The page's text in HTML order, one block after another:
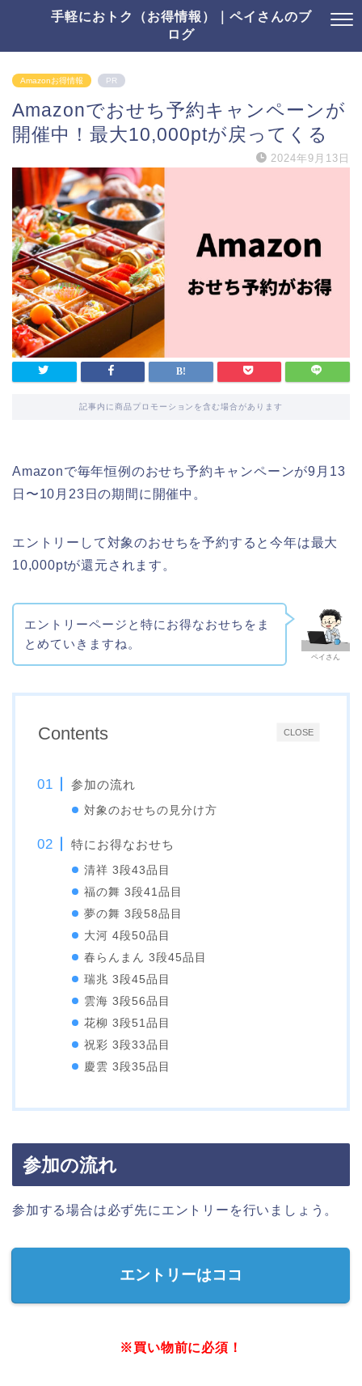
手軽におトク（お得情報）｜ペイさんのブ
ログ
Amazonお得情報 PR
Amazonでおせち予約キャンペーンが
開催中！最大10,000ptが戻ってくる
2024年9月13日
記事内に商品プロモーションを含む場合があります
Amazonで毎年恒例のおせち予約キャンペーンが9月13
日〜10月23日の期間に開催中。
エントリーして対象のおせちを予約すると今年は最大
10,000ptが還元されます。
ペイさん
エントリーページと特にお得なおせちをま
とめていきますね。
CLOSE
Contents
参加の流れ
対象のおせちの見分け方
特にお得なおせち
清祥 3段43品目
福の舞 3段41品目
夢の舞 3段58品目
大河 4段50品目
春らんまん 3段45品目
瑞兆 3段45品目
雲海 3段56品目
花柳 3段51品目
祝彩 3段33品目
慶雲 3段35品目
参加の流れ
参加する場合は必ず先にエントリーを行いましょう。
エントリーはココ
※買い物前に必須！